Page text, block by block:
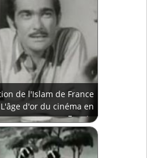
de l'Islam de France
d'or du cinéma en
Egypte